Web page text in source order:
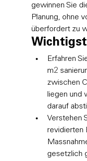
gewinnen Sie
Planung, ohne
überfordert zu
Erfahren
m2
zwischen
liegen und
darauf
Verstehen
revidierten
gesetzlich